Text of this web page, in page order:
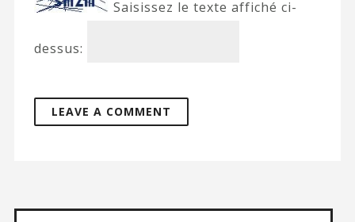
Saisissez le texte affiché ci-
dessus: